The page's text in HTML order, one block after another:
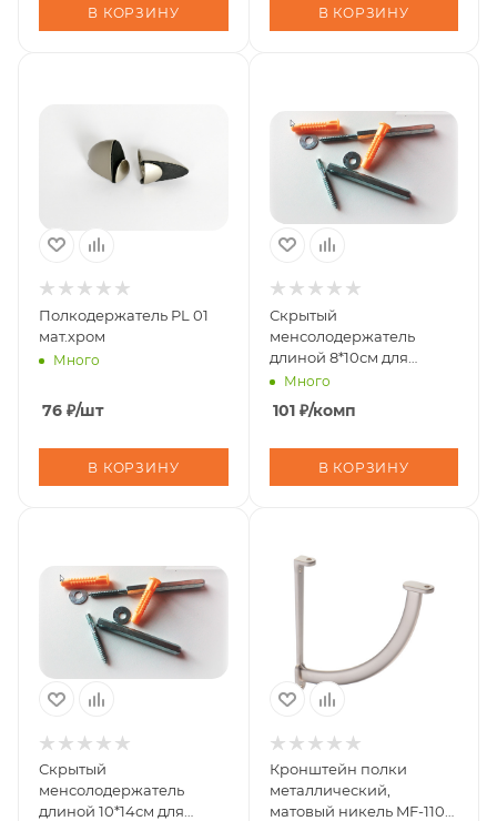
В КОРЗИНУ В КОРЗИНУ
Полкодержатель PL 01
мат.хром
Много
76 ₽/шт
В КОРЗИНУ
Скрытый
менсолодержатель
длиной 8*10см для
деревянных полок
толщиной
от16мм,метал30/150 шт/
Много
101₽/комп
В КОРЗИНУ
Скрытый
менсолодержатель
длиной 10*14см для
Кронштейн полки
металлический,
мaтовый никeль MF-110